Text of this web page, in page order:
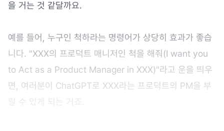
을 거는 것 같달까요.
예를 들어, 누구인 척하라는 명령어가 상당히 효과가 좋습
니다. "XXX의 프로덕트 매니저인 척을 해줘(I want you
to Act as a Product Manager in XXX)"라고 운을 띄우
면, 여러분이 ChatGPT로 XXX라는 프로덕트의 PM을 부
릴 수 있게 되는 거죠.